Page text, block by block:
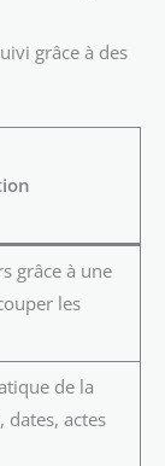
grâce à des
grâce à une
les
de la
dates, actes